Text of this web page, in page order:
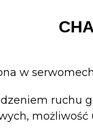
w
ruchu